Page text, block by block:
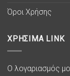
Όροι Χρήσης
ΧΡΗΣΙΜΑ LINK
Ο λογαριασμός